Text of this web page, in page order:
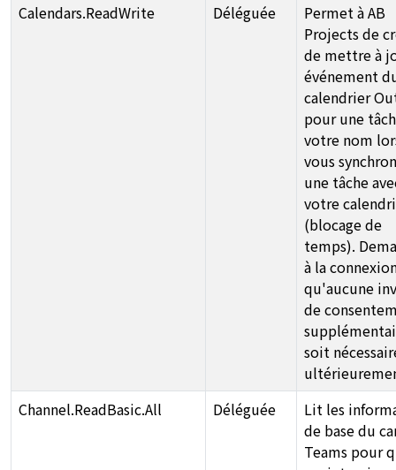
Calendars.ReadWrite
Déléguée
Permet à AB
Projects de
de mettre à
événement
calendrier
pour une
votre nom
vous
une tâche
votre
(blocage de
temps).
à la
qu'aucune
de
soit
Channel.ReadBasic.All
Déléguée
Lit les
de base du
Teams pour